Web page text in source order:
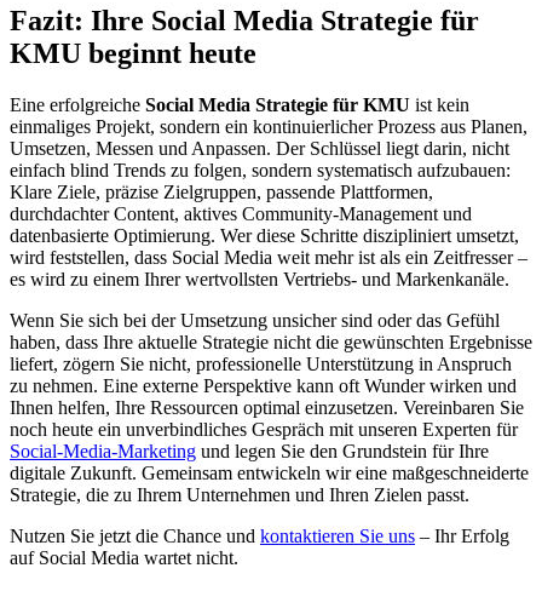
Fazit: Ihre Social Media Strategie für
KMU beginnt heute
Eine erfolgreiche Social Media Strategie für KMU ist kein
einmaliges Projekt, sondern ein kontinuierlicher Prozess aus Planen,
Umsetzen, Messen und Anpassen. Der Schlüssel liegt darin, nicht
einfach blind Trends zu folgen, sondern systematisch aufzubauen:
Klare Ziele, präzise Zielgruppen, passende Plattformen,
durchdachter Content, aktives Community-Management und
datenbasierte Optimierung. Wer diese Schritte diszipliniert umsetzt,
wird feststellen, dass Social Media weit mehr ist als ein Zeitfresser –
es wird zu einem Ihrer wertvollsten Vertriebs- und Markenkanäle.
Wenn Sie sich bei der Umsetzung unsicher sind oder das Gefühl
haben, dass Ihre aktuelle Strategie nicht die gewünschten Ergebnisse
liefert, zögern Sie nicht, professionelle Unterstützung in Anspruch
zu nehmen. Eine externe Perspektive kann oft Wunder wirken und
Ihnen helfen, Ihre Ressourcen optimal einzusetzen. Vereinbaren Sie
noch heute ein unverbindliches Gespräch mit unseren Experten für
Social-Media-Marketing und legen Sie den Grundstein für Ihre
digitale Zukunft. Gemeinsam entwickeln wir eine maßgeschneiderte
Strategie, die zu Ihrem Unternehmen und Ihren Zielen passt.
Nutzen Sie jetzt die Chance und kontaktieren Sie uns – Ihr Erfolg
auf Social Media wartet nicht.